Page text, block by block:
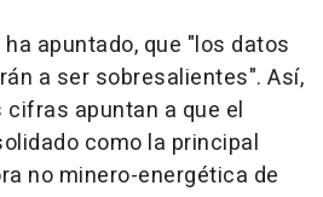
apuntado, que "los datos
a ser sobresalientes". Así,
apuntan a que el
como la principal
no minero-energética de